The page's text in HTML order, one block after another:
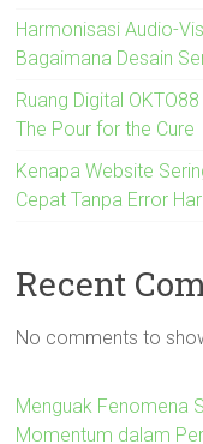
Harmonisasi Audio-
Bagaimana Desain
Ruang Digital
The Pour for the Cure
Kenapa Website
Cepat Tanpa Error
Recent
No comments to
Menguak Fenomena
Momentum dalam